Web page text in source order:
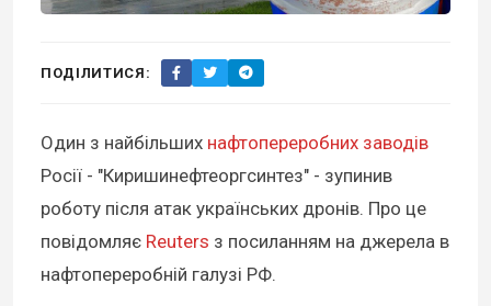
ПОДІЛИТИСЯ:
Один з найбільших нафтопереробних заводів
Росії - "Киришинефтеоргсинтез" - зупинив
роботу після атак українських дронів. Про це
повідомляє Reuters з посиланням на джерела в
нафтопереробній галузі РФ.